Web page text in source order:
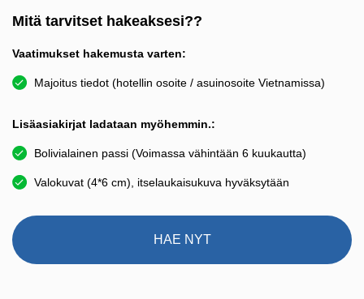
Mitä tarvitset hakeaksesi??
Vaatimukset hakemusta varten:
Majoitus tiedot (hotellin osoite / asuinosoite Vietnamissa)
Lisäasiakirjat ladataan myöhemmin.:
Bolivialainen passi (Voimassa vähintään 6 kuukautta)
Valokuvat (4*6 cm), itselaukaisukuva hyväksytään
HAE NYT